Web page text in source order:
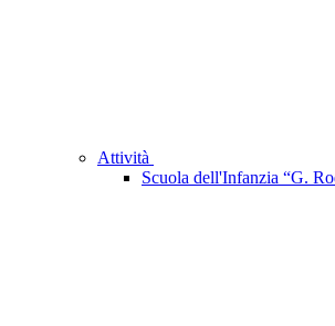
Attività
Scuola dell'Infanzia “G.